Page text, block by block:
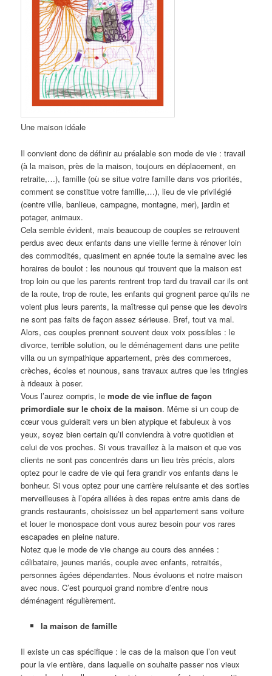
Une maison idéale
Il convient donc de définir au préalable son mode de vie : travail
(à la maison, près de la maison, toujours en déplacement, en
retraite,…), famille (où se situe votre famille dans vos priorités,
comment se constitue votre famille,…), lieu de vie privilégié
(centre ville, banlieue, campagne, montagne, mer), jardin et
potager, animaux.
Cela semble évident, mais beaucoup de couples se retrouvent
perdus avec deux enfants dans une vieille ferme à rénover loin
des commodités, quasiment en apnée toute la semaine avec les
horaires de boulot : les nounous qui trouvent que la maison est
trop loin ou que les parents rentrent trop tard du travail car ils ont
de la route, trop de route, les enfants qui grognent parce qu’ils ne
voient plus leurs parents, la maîtresse qui pense que les devoirs
ne sont pas faits de façon assez sérieuse. Bref, tout va mal.
Alors, ces couples prennent souvent deux voix possibles : le
divorce, terrible solution, ou le déménagement dans une petite
villa ou un sympathique appartement, près des commerces,
crèches, écoles et nounous, sans travaux autres que les tringles
à rideaux à poser.
Vous l’aurez compris, lemode de vie influe de façon
primordiale sur le choix de la maison. Même si un coup de
cœur vous guiderait vers un bien atypique et fabuleux à vos
yeux, soyez bien certain qu’il conviendra à votre quotidien et
celui de vos proches. Si vous travaillez à la maison et que vos
clients ne sont pas concentrés dans un lieu très précis, alors
optez pour le cadre de vie qui fera grandir vos enfants dans le
bonheur. Si vous optez pour une carrière reluisante et des sorties
merveilleuses à l’opéra alliées à des repas entre amis dans de
grands restaurants, choisissez un bel appartement sans voiture
et louer le monospace dont vous aurez besoin pour vos rares
escapades en pleine nature.
Notez que le mode de vie change au cours des années :
célibataire, jeunes mariés, couple avec enfants, retraités,
personnes âgées dépendantes. Nous évoluons et notre maison
avec nous. C’est pourquoi grand nombre d’entre nous
déménagent régulièrement.
la maison de famille
Il existe un cas spécifique : le cas de la maison que l’on veut
pour la vie entière, dans laquelle on souhaite passer nos vieux